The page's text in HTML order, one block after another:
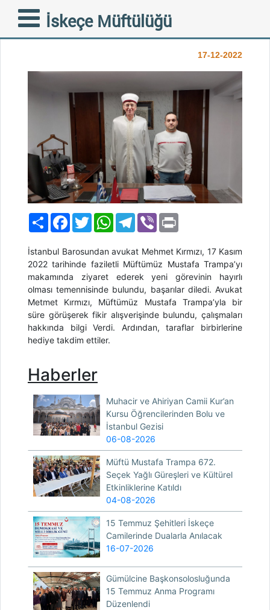
İskeçe Müftülüğü
İSTANBUL BAROSUNDAN
MÜFTÜMÜZE ZİYARET
17-12-2022
PaylaşFacebook
TwitterWhatsAppTelegram
Viber
İstanbul Barosundan avukat Mehmet Kırmızı, 17 Kasım
2022 tarihinde faziletli Müftümüz Mustafa Trampa’yı
makamında ziyaret ederek yeni görevinin hayırlı
olması temennisinde bulundu, başarılar diledi. Avukat
Metmet Kırmızı, Müftümüz Mustafa Trampa’yla bir
süre görüşerek fikir alışverişinde bulundu, çalışmaları
hakkında bilgi Verdi. Ardından, taraflar birbirlerine
hediye takdim ettiler.
Haberler
Muhacir ve Ahiriyan Camii Kur’an
Kursu Öğrencilerinden Bolu ve
İstanbul Gezisi
06-08-2026
Müftü Mustafa Trampa 672.
Seçek Yağlı Güreşleri ve Kültürel
Etkinliklerine Katıldı
04-08-2026
15 Temmuz Şehitleri İskeçe
Camilerinde Dualarla Anılacak
16-07-2026
Gümülcine Başkonsolosluğunda
15 Temmuz Anma Programı
Düzenlendi